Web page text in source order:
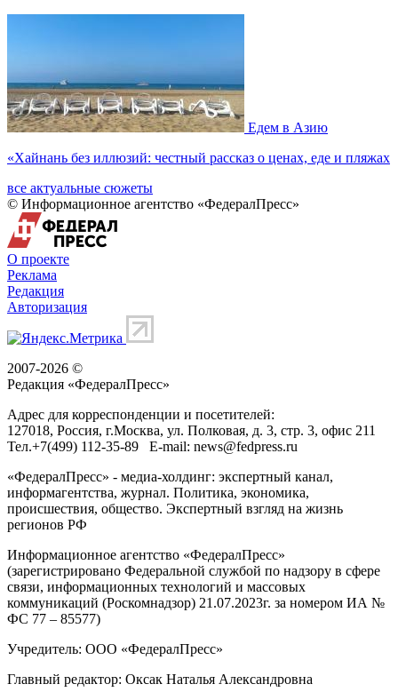
Едем в Азию
«Хайнань без иллюзий: честный рассказ о ценах, еде и пляжах
все актуальные сюжеты
© Информационное агентство «ФедералПресс»
О проекте
Реклама
Редакция
Авторизация
2007-2026 ©
Редакция «ФедералПресс»
Адрес для корреспонденции и посетителей:
127018, Россия, г.Москва, ул. Полковая, д. 3, стр. 3, офис 211
Тел.+7(499) 112-35-89 E-mail: news@fedpress.ru
«ФедералПресс» - медиа-холдинг: экспертный канал,
информагентства, журнал. Политика, экономика,
происшествия, общество. Экспертный взгляд на жизнь
регионов РФ
Информационное агентство «ФедералПресс»
(зарегистрировано Федеральной службой по надзору в сфере
связи, информационных технологий и массовых
коммуникаций (Роскомнадзор) 21.07.2023г. за номером ИА №
ФС 77 – 85577)
Учредитель: ООО «ФедералПресс»
Главный редактор: Оксак Наталья Александровна